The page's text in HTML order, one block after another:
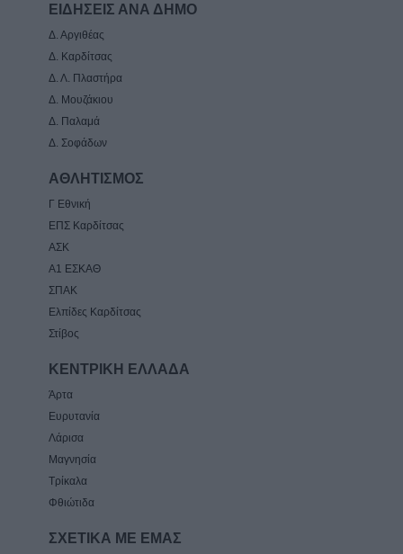
ΕΙΔΗΣΕΙΣ ΑΝΑ ΔΗΜΟ
Δ. Αργιθέας
Δ. Καρδίτσας
Δ. Λ. Πλαστήρα
Δ. Μουζάκιου
Δ. Παλαμά
Δ. Σοφάδων
ΑΘΛΗΤΙΣΜΟΣ
Γ Εθνική
ΕΠΣ Καρδίτσας
ΑΣΚ
Α1 ΕΣΚΑΘ
ΣΠΑΚ
Ελπίδες Καρδίτσας
Στίβος
ΚΕΝΤΡΙΚΗ ΕΛΛΑΔΑ
Άρτα
Ευρυτανία
Λάρισα
Μαγνησία
Τρίκαλα
Φθιώτιδα
ΣΧΕΤΙΚΑ ΜΕ ΕΜΑΣ